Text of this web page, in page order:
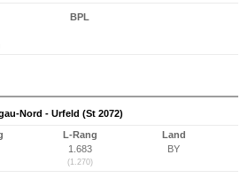
BPL
Nord - Urfeld (St 2072)
L-Rang
1.683
(1.270)
Land
BY